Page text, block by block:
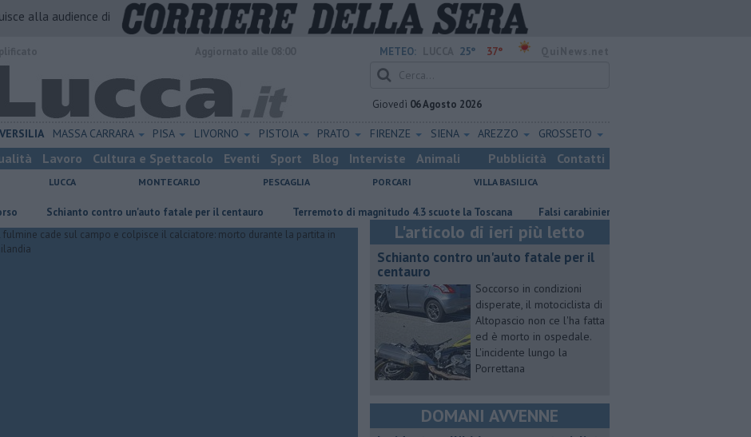
alla audience di
METEO: 25° 37°
Giovedì 06 Agosto 2026
VERSILIA MASSA CARRARA PISA LIVORNO PISTOIA PRATO FIRENZE SIENA AREZZO GROSSETO
Lavoro Cultura e Spettacolo Eventi Sport Blog Interviste Animali Pubblicità Contatti
LUCCA MONTECARLO PESCAGLIA PORCARI VILLA BASILICA
Schianto contro un'auto fatale per il centauro Terremoto di magnitudo 4.3 scuote la Toscana Falsi carabinieri fanno truffe coi bambini in auto
L'articolo di ieri più letto
Schianto contro un'auto fatale per il
centauro
Soccorso in condizioni
disperate, il motociclista di
Altopascio non ce l'ha fatta
ed è morto in ospedale.
L'incidente lungo la
Porrettana
DOMANI AVVENNE